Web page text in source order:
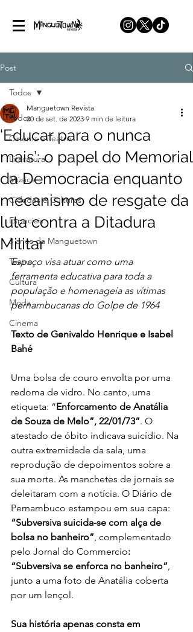
Post
Todos
Cinema e Teatro
Literatura
Música
Cidades e Culturas
Especiais
3 anos da Manguetown
Teatro
Cultura
Moda
Cinema
Todos
‘Educar para o nunca
mais’: o papel do Memorial
da Democracia enquanto
mecanismo de resgate da
luta contra a Ditadura
Militar
Manguetown Revista
20 de set. de 2023 9 min de leitura
Espaço visa atuar como uma
ferramenta educativa para toda a
população e homenageia as vítimas
pernambucanas do Golpe de 1964
Texto de Genivaldo Henrique e Isabel
Bahé
Uma bolsa de couro envolta por uma
redoma de vidro. No canto, uma
etiqueta: “Enforcamento de Anatália
de Souza de Melo”, 22/01/73”. O
atestado de óbito indicava suicídio. Na
outra extremidade da sala, uma
reprodução de depoimentos sobre a
sua morte. As manchetes de jornais se
deleitaram com a notícia. O Diário de
Pernambuco estampou em sua capa:
“Subversiva suicida-se com alça de
bolsa no banheiro”, complementado
pelo Jornal do Commercio:
“Subversiva se enforca no banheiro”,
junto a uma foto de Anatália coberta
por um lençol.
Sua história apenas consta em